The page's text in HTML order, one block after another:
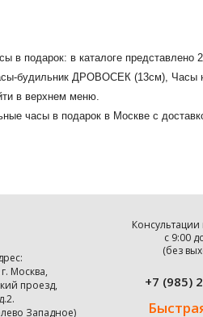
в подарок: в каталоге
будильник ДРОВОСЕК (13см),
в верхнем меню.
часы в подарок в Москве с
Москва,
проезд,
д.2.
Западное)
с 9:00
(без
+7 (985)